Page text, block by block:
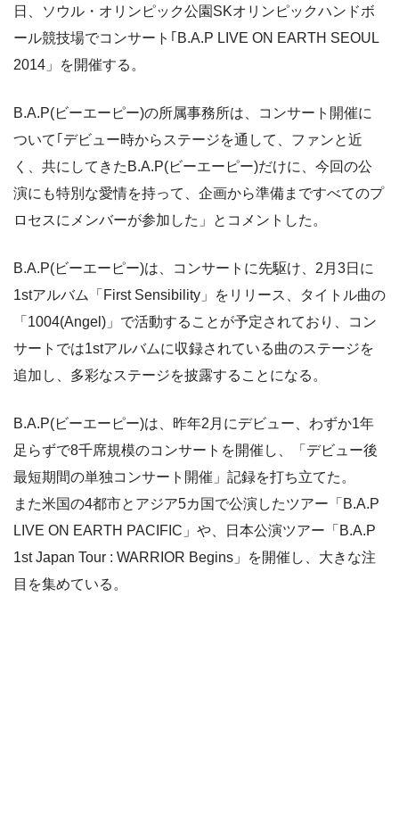
日、ソウル・オリンピック公園SKオリンピックハンドボ
ール競技場でコンサート｢B.A.P LIVE ON EARTH SEOUL
2014」を開催する。
B.A.P(ビーエーピー)の所属事務所は、コンサート開催に
ついて｢デビュー時からステージを通して、ファンと近
く、共にしてきたB.A.P(ビーエーピー)だけに、今回の公
演にも特別な愛情を持って、企画から準備まですべてのプ
ロセスにメンバーが参加した」とコメントした。
B.A.P(ビーエーピー)は、コンサートに先駆け、2月3日に
1stアルバム「First Sensibility」をリリース、タイトル曲の
「1004(Angel)」で活動することが予定されており、コン
サートでは1stアルバムに収録されている曲のステージを
追加し、多彩なステージを披露することになる。
B.A.P(ビーエーピー)は、昨年2月にデビュー、わずか1年
足らずで8千席規模のコンサートを開催し、「デビュー後
最短期間の単独コンサート開催」記録を打ち立てた。
また米国の4都市とアジア5カ国で公演したツアー「B.A.P
LIVE ON EARTH PACIFIC」や、日本公演ツアー「B.A.P
1st Japan Tour : WARRIOR Begins」を開催し、大きな注
目を集めている。